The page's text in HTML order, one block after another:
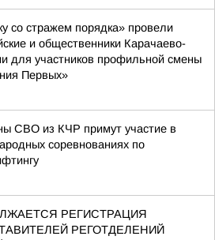
со стражем порядка» провели
и общественники Карачаево-
для участников профильной смены
Первых»
СВО из КЧР примут участие в
соревнованиях по
РЕГИСТРАЦИЯ
РЕГОТДЕЛЕНИЙ